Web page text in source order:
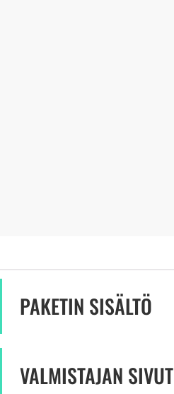
PAKETIN SISÄLTÖ
VALMISTAJAN SIVUT